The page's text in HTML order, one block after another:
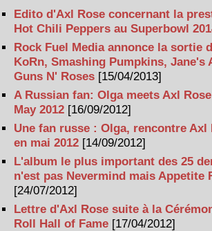
Edito d'Axl Rose concernant la
Hot Chili Peppers au Superbowl
Rock Fuel Media annonce la sortie
KoRn, Smashing Pumpkins, Jane's
Guns N' Roses [15/04/2013]
A Russian fan: Olga meets Axl
May 2012 [16/09/2012]
Une fan russe : Olga, rencontre Axl
en mai 2012 [14/09/2012]
L'album le plus important des 25
n'est pas Nevermind mais Appetite
[24/07/2012]
Lettre d'Axl Rose suite à la
Roll Hall of Fame [17/04/2012]